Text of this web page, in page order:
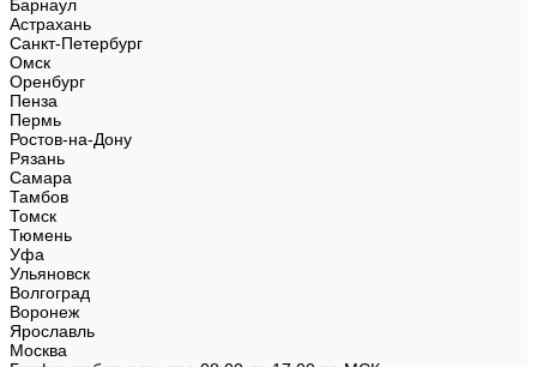
Барнаул
Астрахань
Санкт-Петербург
Омск
Оренбург
Пенза
Пермь
Ростов-на-Дону
Рязань
Самара
Тамбов
Томск
Тюмень
Уфа
Ульяновск
Волгоград
Воронеж
Ярославль
Москва